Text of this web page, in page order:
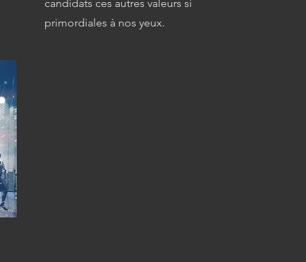
candidats ces autres valeurs si
primordiales à nos yeux.